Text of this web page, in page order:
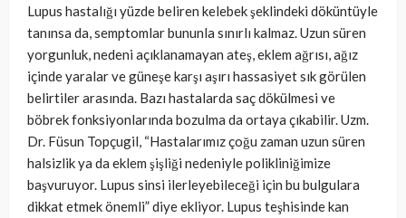
Lupus hastalığı yüzde beliren kelebek şeklindeki döküntüyle
tanınsa da, semptomlar bununla sınırlı kalmaz. Uzun süren
yorgunluk, nedeni açıklanamayan ateş, eklem ağrısı, ağız
içinde yaralar ve güneşe karşı aşırı hassasiyet sık görülen
belirtiler arasında. Bazı hastalarda saç dökülmesi ve
böbrek fonksiyonlarında bozulma da ortaya çıkabilir. Uzm.
Dr. Füsun Topçugil, “Hastalarımız çoğu zaman uzun süren
halsizlik ya da eklem şişliği nedeniyle polikliniğimize
başvuruyor. Lupus sinsi ilerleyebileceği için bu bulgulara
dikkat etmek önemli” diye ekliyor. Lupus teşhisinde kan